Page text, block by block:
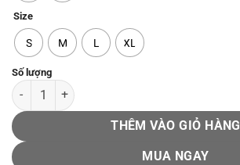
Size
S M L XL
Nike x Fear Of God số lượng
THÊM VÀO GIỎ HÀNG
MUA NGAY